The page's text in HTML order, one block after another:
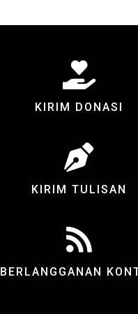
KIRIM DONASI
KIRIM TULISAN
BERLANGGANAN